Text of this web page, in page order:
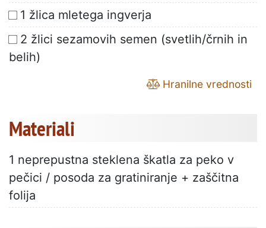
1 žlica mletega ingverja
2 žlici sezamovih semen (svetlih/črnih in
belih)
Hranilne vrednosti
Materiali
1 neprepustna steklena škatla za peko v
pečici / posoda za gratiniranje + zaščitna
folija